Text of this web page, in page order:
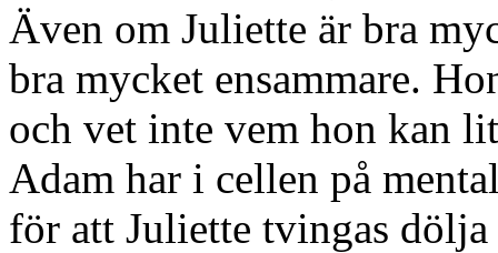
Även om Juliette är bra
bra mycket ensammare.
och vet inte vem hon kan
Adam har i cellen på
för att Juliette tvingas